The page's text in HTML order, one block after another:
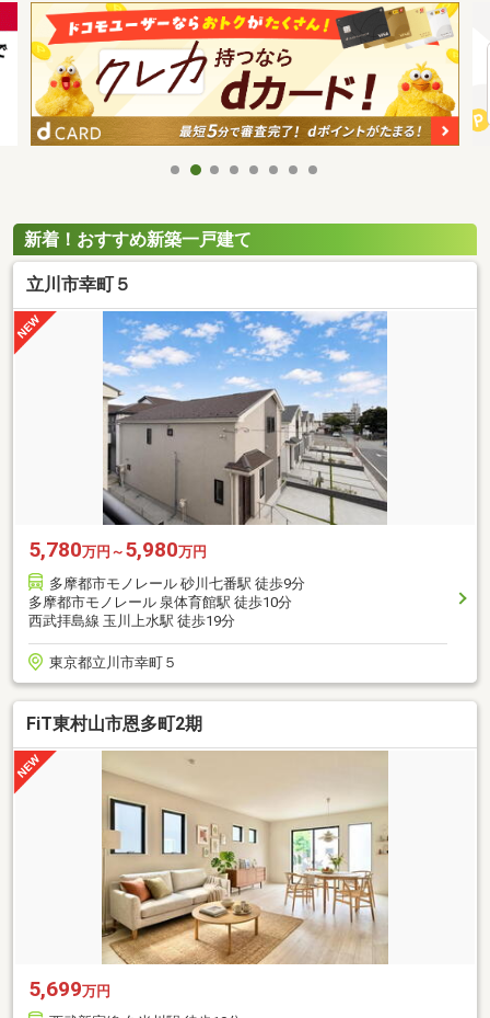
新着！おすすめ新築一戸建て
立川市幸町５
5,780万円～ 5,980万円
多摩都市モノレール 砂川七番駅 徒歩9分
多摩都市モノレール 泉体育館駅 徒歩10分
西武拝島線 玉川上水駅 徒歩19分
東京都立川市幸町５
FiT東村山市恩多町2期
5,699万円